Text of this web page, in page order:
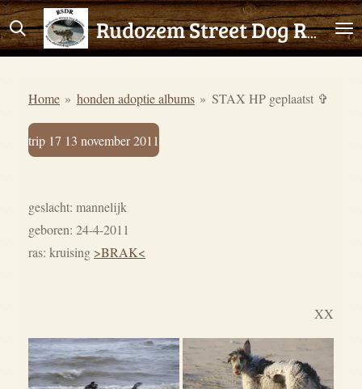
Ga
direct
hoofdinhoud
Rudozem Street Dog Rescue
Home » honden adoptie albums » STAX HP geplaatst ✞
trip 17 13 november 2011
geslacht: mannelijk
geboren: 24-4-2011
ras: kruising >BRAK<
XX